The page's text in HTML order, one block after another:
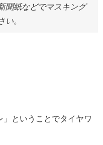
聞紙などでマスキング
。
ということでタイヤワ